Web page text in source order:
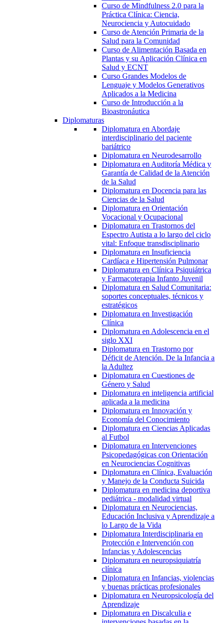
Curso de Mindfulness 2.0 para la
Práctica Clínica: Ciencia,
Neurociencia y Autocuidado
Curso de Atención Primaria de la
Salud para la Comunidad
Curso de Alimentación Basada en
Plantas y su Aplicación Clínica en
Salud y ECNT
Curso Grandes Modelos de
Lenguaje y Modelos Generativos
Aplicados a la Medicina
Curso de Introducción a la
Bioastronáutica
Diplomaturas
Diplomatura en Abordaje
interdisciplinario del paciente
bariátrico
Diplomatura en Neurodesarrollo
Diplomatura en Auditoría Médica y
Garantía de Calidad de la Atención
de la Salud
Diplomatura en Docencia para las
Ciencias de la Salud
Diplomatura en Orientación
Vocacional y Ocupacional
Diplomatura en Trastornos del
Espectro Autista a lo largo del ciclo
vital: Enfoque transdisciplinario
Diplomatura en Insuficiencia
Cardíaca e Hipertensión Pulmonar
Diplomatura en Clínica Psiquiátrica
y Farmacoterapia Infanto Juvenil
Diplomatura en Salud Comunitaria:
soportes conceptuales, técnicos y
estratégicos
Diplomatura en Investigación
Clínica
Diplomatura en Adolescencia en el
siglo XXI
Diplomatura en Trastorno por
Déficit de Atención. De la Infancia a
la Adultez
Diplomatura en Cuestiones de
Género y Salud
Diplomatura en inteligencia artificial
aplicada a la medicina
Diplomatura en Innovación y
Economía del Conocimiento
Diplomatura en Ciencias Aplicadas
al Futbol
Diplomatura en Intervenciones
Psicopedagógicas con Orientación
en Neurociencias Cognitivas
Diplomatura en Clínica, Evaluación
y Manejo de la Conducta Suicida
Diplomatura en medicina deportiva
pediátrica - modalidad virtual
Diplomatura en Neurociencias,
Educación Inclusiva y Aprendizaje a
lo Largo de la Vida
Diplomatura Interdisciplinaria en
Protección e Intervención con
Infancias y Adolescencias
Diplomatura en neuropsiquiatría
clínica
Diplomatura en Infancias, violencias
y buenas prácticas profesionales
Diplomatura en Neuropsicología del
Aprendizaje
Diplomatura en Discalculia e